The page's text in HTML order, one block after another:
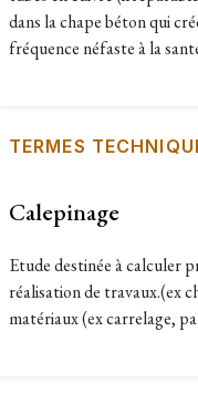
dans la chape béton qui
fréquence néfaste à la
TERMES
Calepinage
Etude destinée à calculer
réalisation de travaux.(ex
matériaux (ex carrelage,